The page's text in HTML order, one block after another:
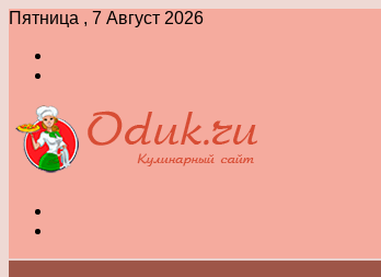
Пятница , 7 Август 2026